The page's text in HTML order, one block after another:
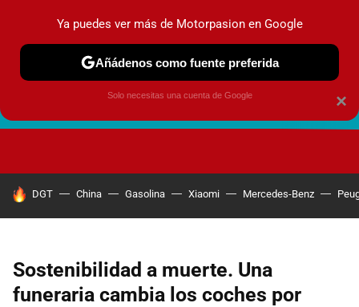
HOY SE HABLA DE
DGT China Gasolina Xiaomi Mercedes-Benz
Sostenibilidad a muerte. Una
funeraria cambia los coches por
×
Ya puedes ver más de Motorpasion en Google
Añádenos como fuente preferida
Solo necesitas una cuenta de Google